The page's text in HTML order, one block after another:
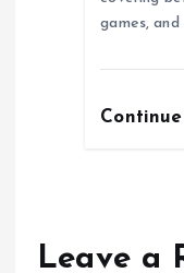
games,
Leave a